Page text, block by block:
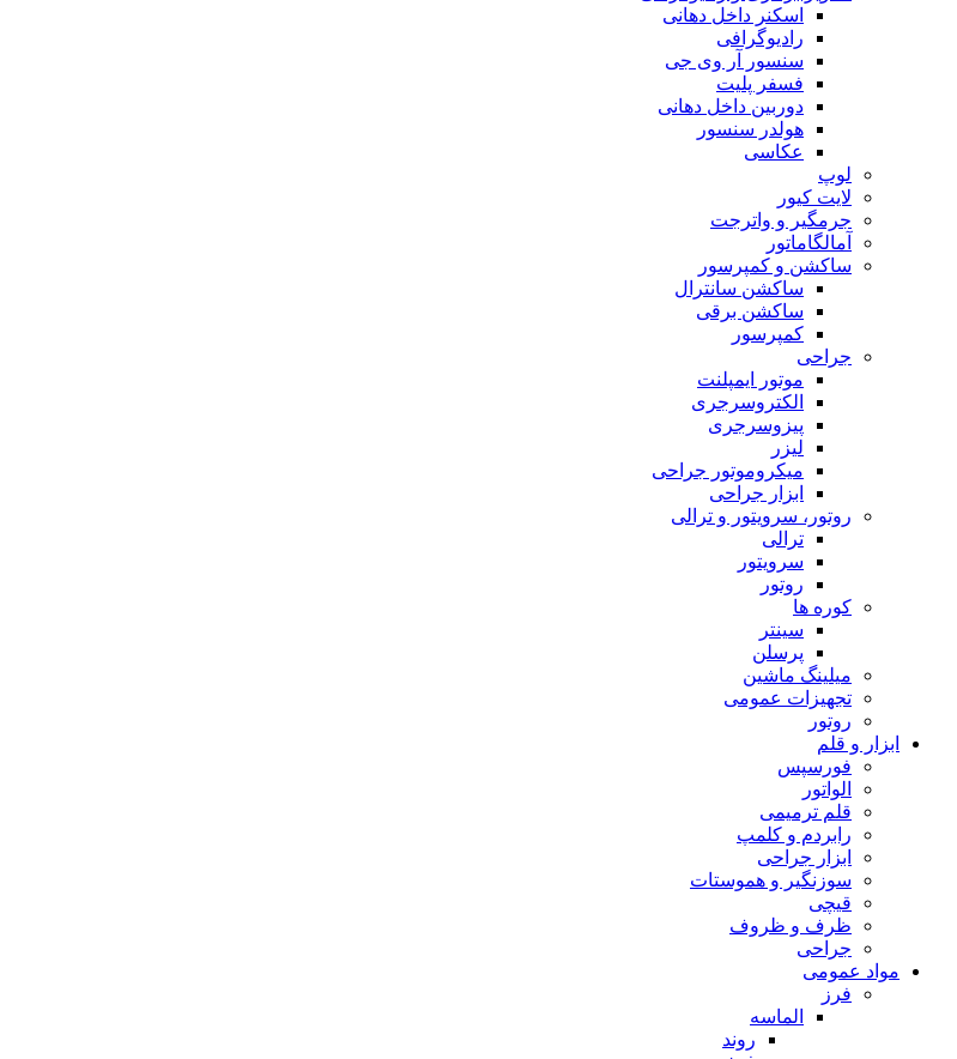
اسکنر داخل دهانی
رادیوگرافی
سنسور آر وی جی
فسفر پلیت
دوربین داخل دهانی
هولدر سنسور
عکاسی
لوپ
لایت کیور
جرمگیر و واترجت
آمالگاماتور
ساکشن و کمپرسور
ساکشن سانترال
ساکشن برقی
کمپرسور
جراحی
موتور ایمپلنت
الکتروسرجری
پیزوسرجری
لیزر
میکروموتور جراحی
ابزار جراحی
روتور، سرویتور و ترالی
ترالی
سرویتور
روتور
کوره ها
سینتر
پرسلن
میلینگ ماشین
تجهیزات عمومی
روتور
ابزار و قلم
فورسپس
الواتور
قلم ترمیمی
رابردم و کلمپ
ابزار جراحی
سوزنگیر و هموستات
قیچی
ظرف و ظروف
جراحی
مواد عمومی
فرز
الماسه
روند